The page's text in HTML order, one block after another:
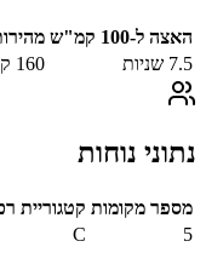
האצה ל-100 קמ"ש
7.5 שניות 160
נתוני נוחות
מספר מקומות קטגוריית
5
C